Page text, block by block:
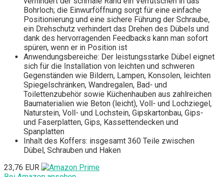
Bohrloch; die Einwurföffnung sorgt für eine einfache
Positionierung und eine sichere Führung der Schraube,
ein Drehschutz verhindert das Drehen des Dübels und
dank des hervorragenden Feedbacks kann man sofort
spüren, wenn er in Position ist
Anwendungsbereiche: Der leistungsstarke Dübel eignet
sich für die Installation von leichten und schweren
Gegenständen wie Bildern, Lampen, Konsolen, leichten
Spiegelschränken, Wandregalen, Bad- und
Toilettenzubehör sowie Küchenhauben aus zahlreichen
Baumaterialien wie Beton (leicht), Voll- und Lochziegel,
Naturstein, Voll- und Lochstein, Gipskartonbau, Gips-
und Faserplatten, Gips, Kassettendecken und
Spanplatten
Inhalt des Koffers: insgesamt 360 Teile zwischen
Dübel, Schrauben und Haken
23,76 EUR